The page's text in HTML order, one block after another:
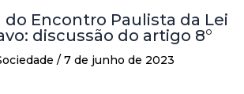
do Encontro Paulista da Lei
discussão do artigo 8°
/ 7 de junho de 2023